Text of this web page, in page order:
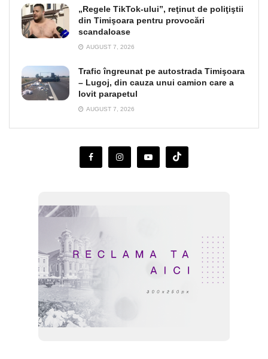
„Regele TikTok-ului”, reţinut de poliţiştii
din Timişoara pentru provocări
scandaloase
AUGUST 7, 2026
Trafic îngreunat pe autostrada Timişoara
– Lugoj, din cauza unui camion care a
lovit parapetul
AUGUST 7, 2026